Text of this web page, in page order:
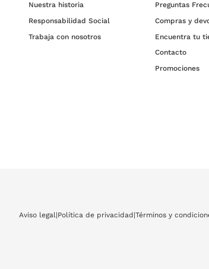
Nuestra historia
Responsabilidad Social
Trabaja con nosotros
Preguntas
Compras y
Encuentra tu
Contacto
Promociones
Aviso legal|Política de privacidad |Términos y